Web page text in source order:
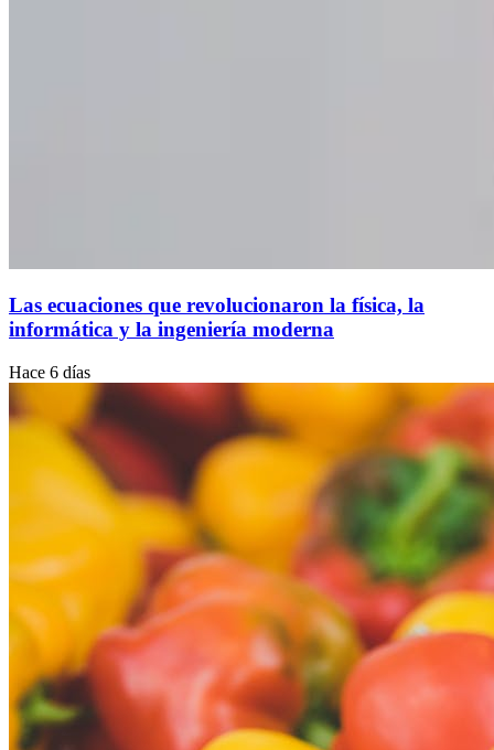
Las ecuaciones que revolucionaron la física, la
informática y la ingeniería moderna
Hace 6 días